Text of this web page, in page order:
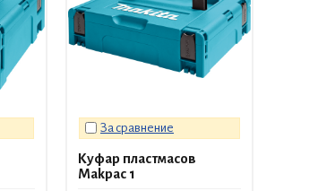
За сравнение
Куфар пластмасов
Makpac 1